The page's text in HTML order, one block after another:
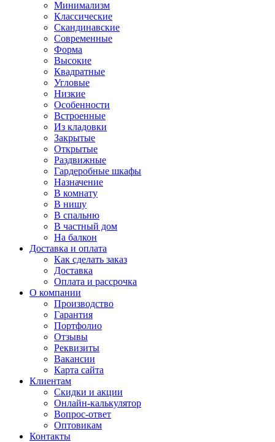
Минимализм
Классические
Скандинавские
Современные
Форма
Высокие
Квадратные
Угловые
Низкие
Особенности
Встроенные
Из кладовки
Закрытые
Открытые
Раздвижные
Гардеробные шкафы
Назначение
В комнату
В нишу
В спальню
В частный дом
На балкон
Доставка и оплата
Как сделать заказ
Доставка
Оплата и рассрочка
О компании
Производство
Гарантия
Портфолио
Отзывы
Реквизиты
Вакансии
Карта сайта
Клиентам
Скидки и акции
Онлайн-калькулятор
Вопрос-ответ
Оптовикам
Контакты